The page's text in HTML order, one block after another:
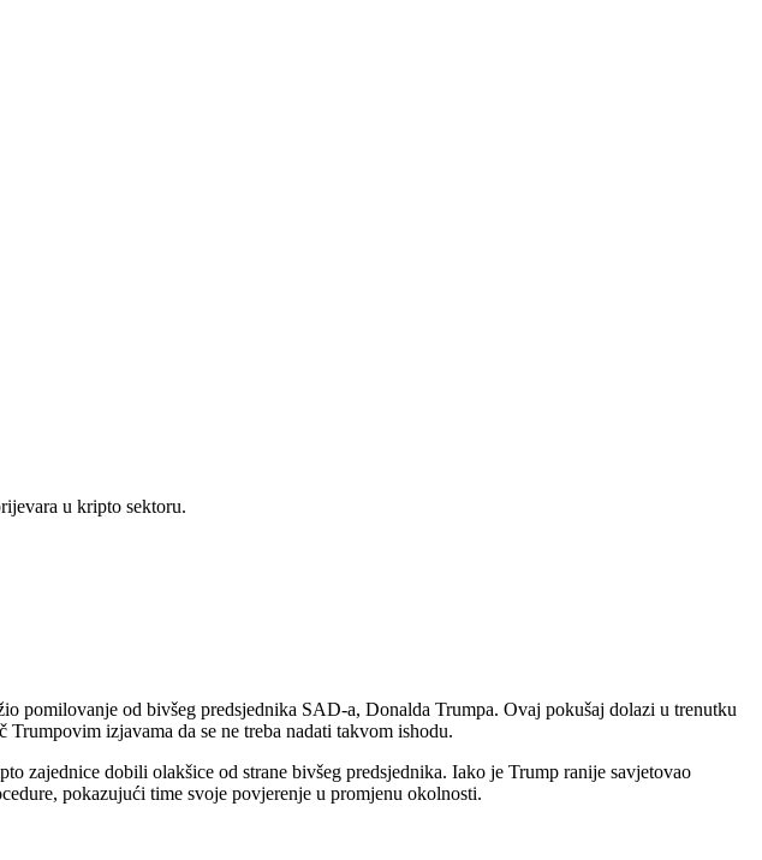
u kripto sektoru.
pomilovanje od bivšeg predsjednika SAD-a, Donalda Trumpa. Ovaj pokušaj dolazi u trenutku
izjavama da se ne treba nadati takvom ishodu.
zajednice dobili olakšice od strane bivšeg predsjednika. Iako je Trump ranije savjetovao
pokazujući time svoje povjerenje u promjenu okolnosti.